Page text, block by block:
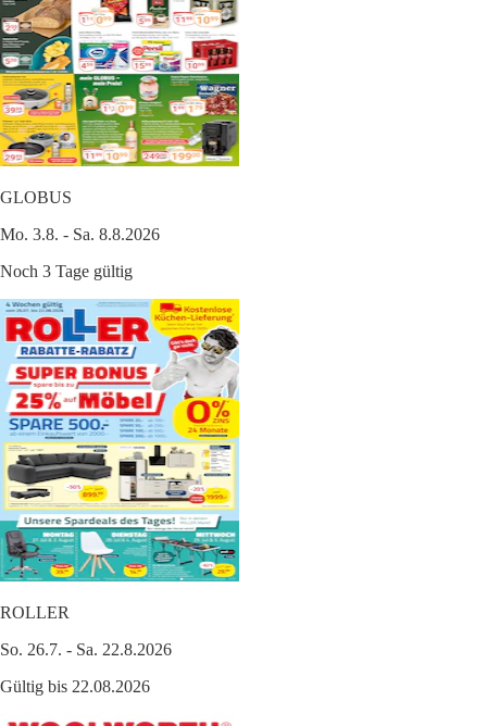
GLOBUS
Mo. 3.8. - Sa. 8.8.2026
Noch 3 Tage gültig
ROLLER
So. 26.7. - Sa. 22.8.2026
Gültig bis 22.08.2026